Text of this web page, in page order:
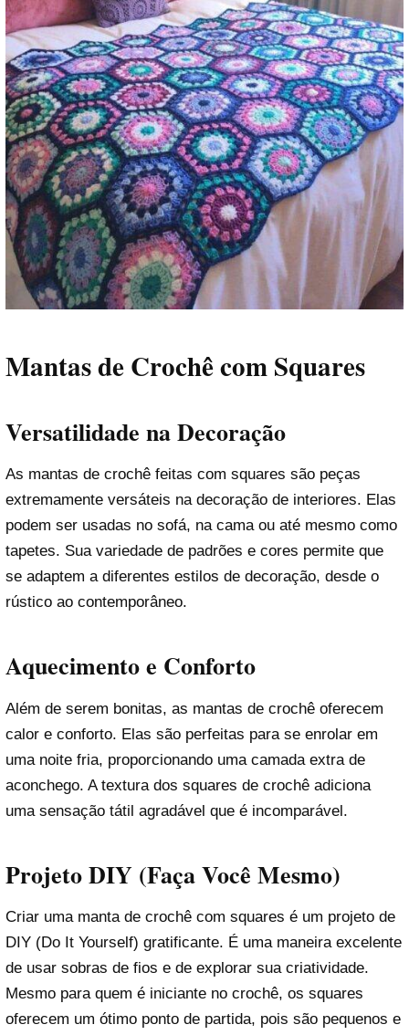
Mantas de Crochê com Squares
Versatilidade na Decoração
As mantas de crochê feitas com squares são peças
extremamente versáteis na decoração de interiores. Elas
podem ser usadas no sofá, na cama ou até mesmo como
tapetes. Sua variedade de padrões e cores permite que
se adaptem a diferentes estilos de decoração, desde o
rústico ao contemporâneo.
Aquecimento e Conforto
Além de serem bonitas, as mantas de crochê oferecem
calor e conforto. Elas são perfeitas para se enrolar em
uma noite fria, proporcionando uma camada extra de
aconchego. A textura dos squares de crochê adiciona
uma sensação tátil agradável que é incomparável.
Projeto DIY (Faça Você Mesmo)
Criar uma manta de crochê com squares é um projeto de
DIY (Do It Yourself) gratificante. É uma maneira excelente
de usar sobras de fios e de explorar sua criatividade.
Mesmo para quem é iniciante no crochê, os squares
oferecem um ótimo ponto de partida, pois são pequenos e